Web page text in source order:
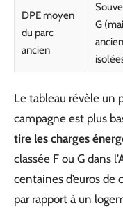
DPE moyen
du parc
ancien
G
Le tableau révèle un
campagne est plus
tire les charges
classée F ou G dans
centaines d’euros
par rapport à un